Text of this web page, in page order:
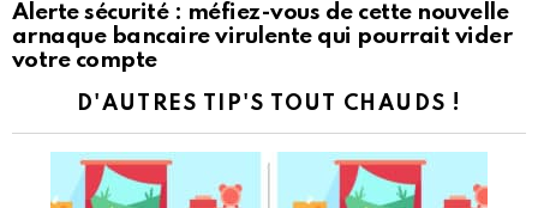
Alerte sécurité : méfiez-vous de cette nouvelle
arnaque bancaire virulente qui pourrait vider
votre compte
D'AUTRES TIP'S TOUT CHAUDS !